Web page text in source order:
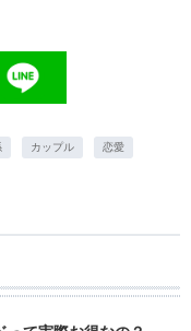
カップル 恋愛